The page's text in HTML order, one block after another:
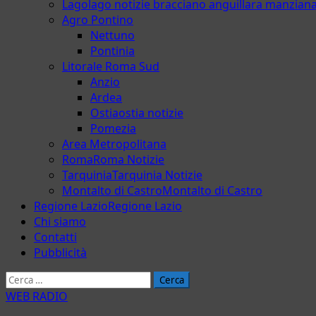
Lago lago notizie bracciano anguillara
Agro Pontino
Nettuno
Pontinia
Litorale Roma Sud
Anzio
Ardea
Ostiaostia notizie
Pomezia
Area Metropolitana
RomaRoma Notizie
TarquiniaTarquinia Notizie
Montalto di CastroMontalto di Castro
Regione LazioRegione Lazio
Chi siamo
Contatti
Pubblicità
Ricerca
per:
WEB RADIO